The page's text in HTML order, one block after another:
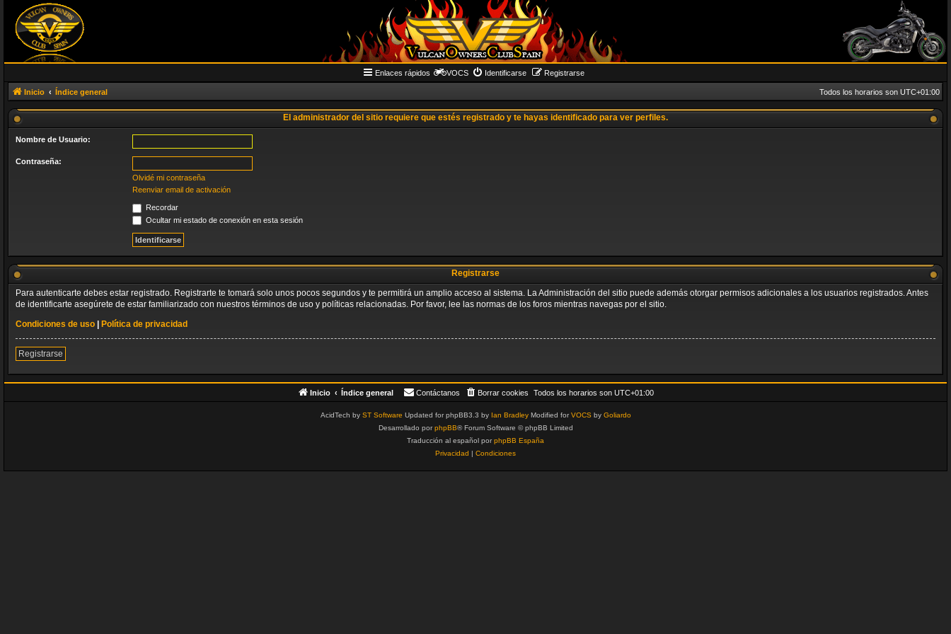
Enlaces rápidos VOCS Identificarse Registrarse
Inicio Índice general Todos los horarios son UTC+01:00
El administrador del sitio requiere que estés registrado y te hayas identificado para ver perfiles.
Nombre de Usuario:
Contraseña:
Olvidé mi contraseña
Reenviar email de activación
Recordar
Ocultar mi estado de conexión en esta sesión
Registrarse
Para autenticarte debes estar registrado. Registrarte te tomará solo unos pocos segundos y te permitirá un amplio acceso al sistema. La Administración del sitio puede además otorgar permisos adicionales a los usuarios registrados. Antes
de identificarte asegúrete de estar familiarizado con nuestros términos de uso y políticas relacionadas. Por favor, lee las normas de los foros mientras navegas por el sitio.
Condiciones de uso
Política de privacidad
Registrarse
Inicio Índice general Todos los horarios son UTC+01:00
Borrar cookies
Contáctanos
AcidTech by ST Software Updated for phpBB3.3 by Ian BradleyModified forVOCSby Goliardo
Desarrollado porphpBB® Forum Software © phpBB Limited
Traducción al español porphpBB España
Privacidad | Condiciones